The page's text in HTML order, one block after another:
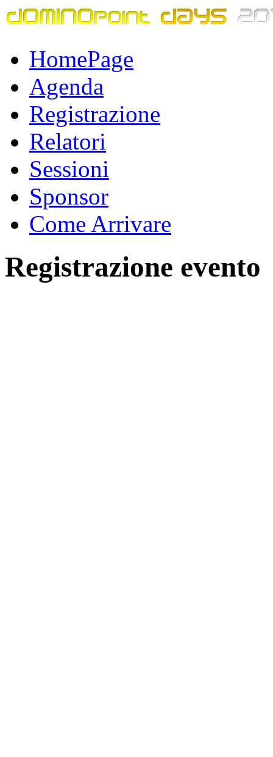
HomePage
Agenda
Registrazione
Relatori
Sessioni
Sponsor
Come Arrivare
Registrazione evento